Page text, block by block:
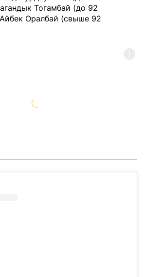
Тогамбай (до 92
Оралбай (свыше 92